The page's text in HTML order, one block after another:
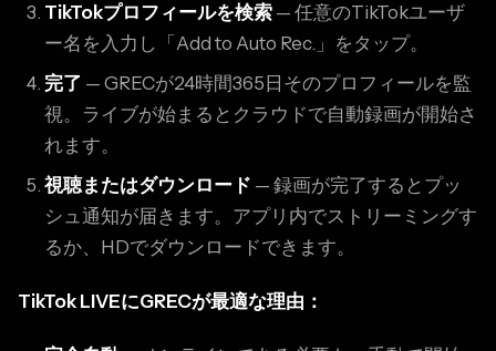
TikTokプロフィールを検索 — 任意のTikTokユーザ
ー名を入力し「Add to Auto Rec.」をタップ。
完了 — GRECが24時間365日そのプロフィールを監
視。ライブが始まるとクラウドで自動録画が開始さ
れます。
視聴またはダウンロード — 録画が完了するとプッ
シュ通知が届きます。アプリ内でストリーミングす
るか、HDでダウンロードできます。
TikTok LIVEにGRECが最適な理由：